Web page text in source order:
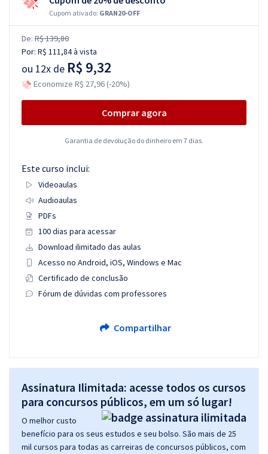
Cupom ativado: GRAN20-OFF
De: R$ 139,80
Por: R$ 111,84à vista
ou 12x de R$ 9,32
Economize R$ 27,96 (-20%)
Comprar agora
Garantia de devolução do dinheiro em 7 dias.
Este curso inclui:
Videoaulas
Audioaulas
PDFs
100 dias para acessar
Download ilimitado das aulas
Acesso no Android, iOS, Windows e Mac
Certificado de conclusão
Fórum de dúvidas com professores
Compartilhar
Assinatura Ilimitada: acesse todos os cursos
para concursos públicos, em um só lugar!
O melhor custo
benefício para os seus estudos e seu bolso. São mais de 25
mil cursos para todas as carreiras de concursos públicos, com